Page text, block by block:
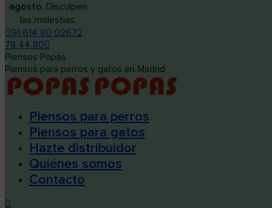
agosto. Disculpen
las molestias.
91 614 80 02672
78 44 80
Piensos Popas
Piensos para perros y gatos en Madrid
Piensos para perros
Piensos para gatos
Hazte distribuidor
Quiénes somos
Contacto